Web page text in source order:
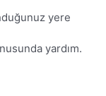
yere
yardım.